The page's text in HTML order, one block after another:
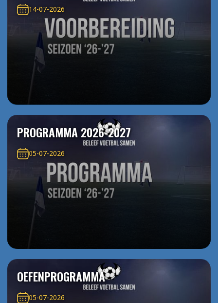
14-07-2026
PROGRAMMA 2026-2027
05-07-2026
OEFENPROGRAMMA
05-07-2026